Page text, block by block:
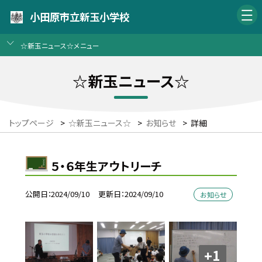
小田原市立新玉小学校
☆新玉ニュース☆メニュー
☆新玉ニュース☆
トップページ > ☆新玉ニュース☆ > お知らせ > 詳細
５・６年生アウトリーチ
公開日 2024/09/10 更新日 2024/09/10 お知らせ
+1